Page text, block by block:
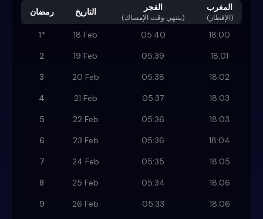
رمضان التاريخ الفجر
(ينتهي وقت الإمساك)
المغرب
(الإفطار)
1* 18 Feb 05:40
18:00
2
19 Feb 05:39
18:01
3
20 Feb 05:38
18:02
4
21 Feb 05:37
18:03
5
22 Feb 05:36
18:03
6
23 Feb 05:36
18:04
7
24 Feb 05:35
18:05
8
25 Feb 05:34
18:06
9
26 Feb 05:33
18:06